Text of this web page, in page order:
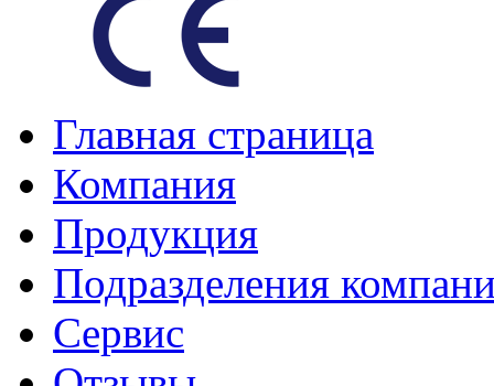
Главная страница
Компания
Продукция
Подразделения
Сервис